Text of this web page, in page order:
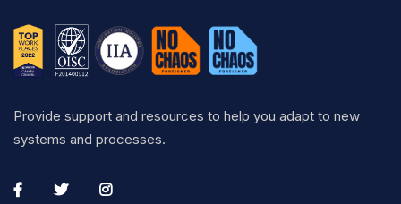
Provide support and resources to help you adapt to new
systems and processes.